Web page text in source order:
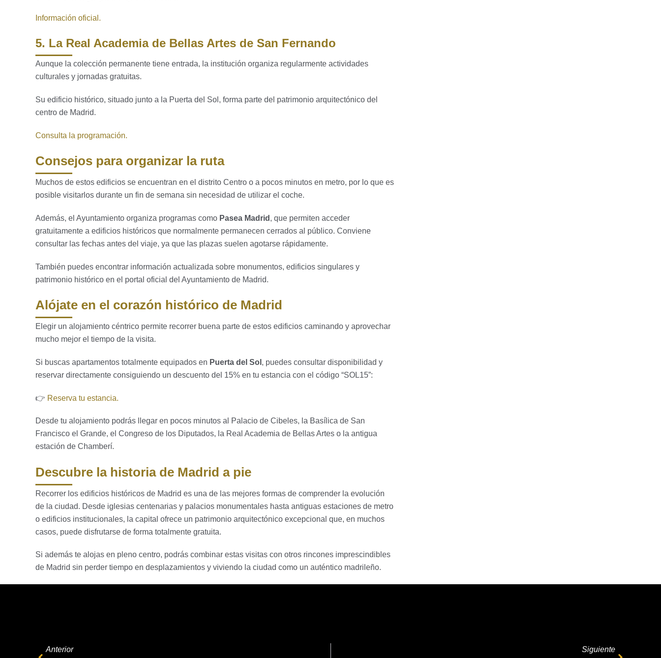
Información oficial.
5. La Real Academia de Bellas Artes de San Fernando
Aunque la colección permanente tiene entrada, la institución organiza regularmente actividades
culturales y jornadas gratuitas.
Su edificio histórico, situado junto a la Puerta del Sol, forma parte del patrimonio arquitectónico del
centro de Madrid.
Consulta la programación.
Consejos para organizar la ruta
Muchos de estos edificios se encuentran en el distrito Centro o a pocos minutos en metro, por lo que es
posible visitarlos durante un fin de semana sin necesidad de utilizar el coche.
Además, el Ayuntamiento organiza programas como Pasea Madrid , que permiten acceder
gratuitamente a edificios históricos que normalmente permanecen cerrados al público. Conviene
consultar las fechas antes del viaje, ya que las plazas suelen agotarse rápidamente.
También puedes encontrar información actualizada sobre monumentos, edificios singulares y
patrimonio histórico en el portal oficial del Ayuntamiento de Madrid.
Alójate en el corazón histórico de Madrid
Elegir un alojamiento céntrico permite recorrer buena parte de estos edificios caminando y aprovechar
mucho mejor el tiempo de la visita.
Si buscas apartamentos totalmente equipados en Puerta del Sol , puedes consultar disponibilidad y
reservar directamente consiguiendo un descuento del 15% en tu estancia con el código “SOL15”:
👉 Reserva tu estancia.
Desde tu alojamiento podrás llegar en pocos minutos al Palacio de Cibeles, la Basílica de San
Francisco el Grande, el Congreso de los Diputados, la Real Academia de Bellas Artes o la antigua
estación de Chamberí.
Descubre la historia de Madrid a pie
Recorrer los edificios históricos de Madrid es una de las mejores formas de comprender la evolución
de la ciudad. Desde iglesias centenarias y palacios monumentales hasta antiguas estaciones de metro
o edificios institucionales, la capital ofrece un patrimonio arquitectónico excepcional que, en muchos
casos, puede disfrutarse de forma totalmente gratuita.
Si además te alojas en pleno centro, podrás combinar estas visitas con otros rincones imprescindibles
de Madrid sin perder tiempo en desplazamientos y viviendo la ciudad como un auténtico madrileño.
Anterior Siguiente